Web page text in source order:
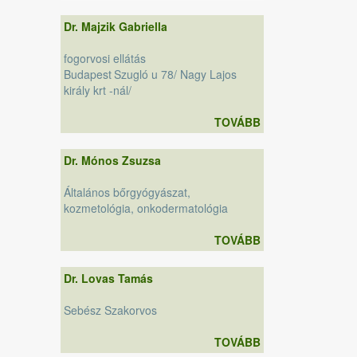
Dr. Majzik Gabriella
fogorvosi ellátás
Budapest Szugló u 78/ Nagy Lajos
király krt -nál/
TOVÁBB
Dr. Mónos Zsuzsa
Általános bőrgyógyászat,
kozmetológia, onkodermatológia
TOVÁBB
Dr. Lovas Tamás
Sebész Szakorvos
TOVÁBB